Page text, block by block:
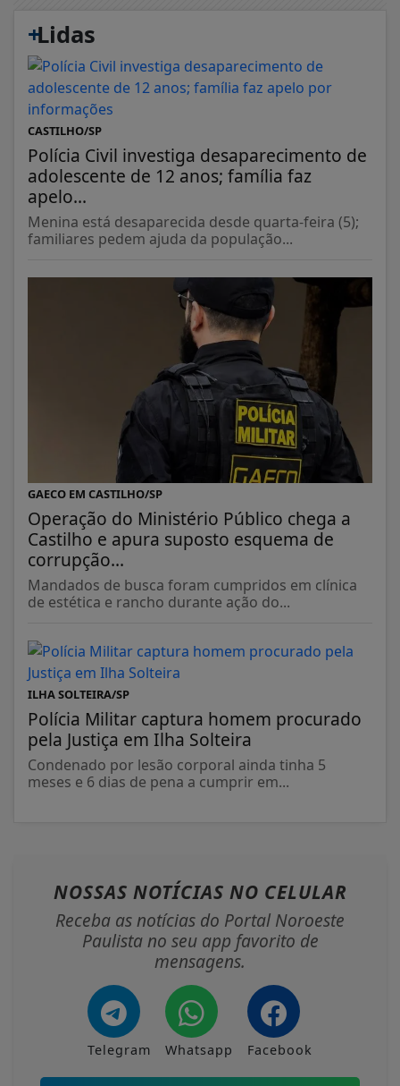
+
Lidas
CASTILHO/SP
Polícia Civil investiga desaparecimento de
adolescente de 12 anos; família faz
apelo...
Menina está desaparecida desde quarta-feira (5);
familiares pedem ajuda da população...
GAECO EM CASTILHO/SP
Operação do Ministério Público chega a
Castilho e apura suposto esquema de
corrupção...
Mandados de busca foram cumpridos em clínica
de estética e rancho durante ação do...
ILHA SOLTEIRA/SP
Polícia Militar captura homem procurado
pela Justiça em Ilha Solteira
Condenado por lesão corporal ainda tinha 5
meses e 6 dias de pena a cumprir em...
NOSSAS NOTÍCIAS NO CELULAR
Receba as notícias do Portal Noroeste
Paulista no seu app favorito de
mensagens.
Telegram Whatsapp Facebook